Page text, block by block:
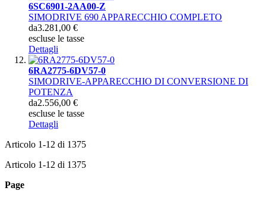
6SC6901-2AA00-Z
SIMODRIVE 690 APPARECCHIO COMPLETO
da3.281,00 €
escluse le tasse
Dettagli
6RA2775-6DV57-0
SIMODRIVE-APPARECCHIO DI CONVERSIONE DI
POTENZA
da2.556,00 €
escluse le tasse
Dettagli
Articolo 1-12 di 1375
Articolo 1-12 di 1375
Page